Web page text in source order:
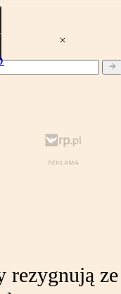
rezygnują